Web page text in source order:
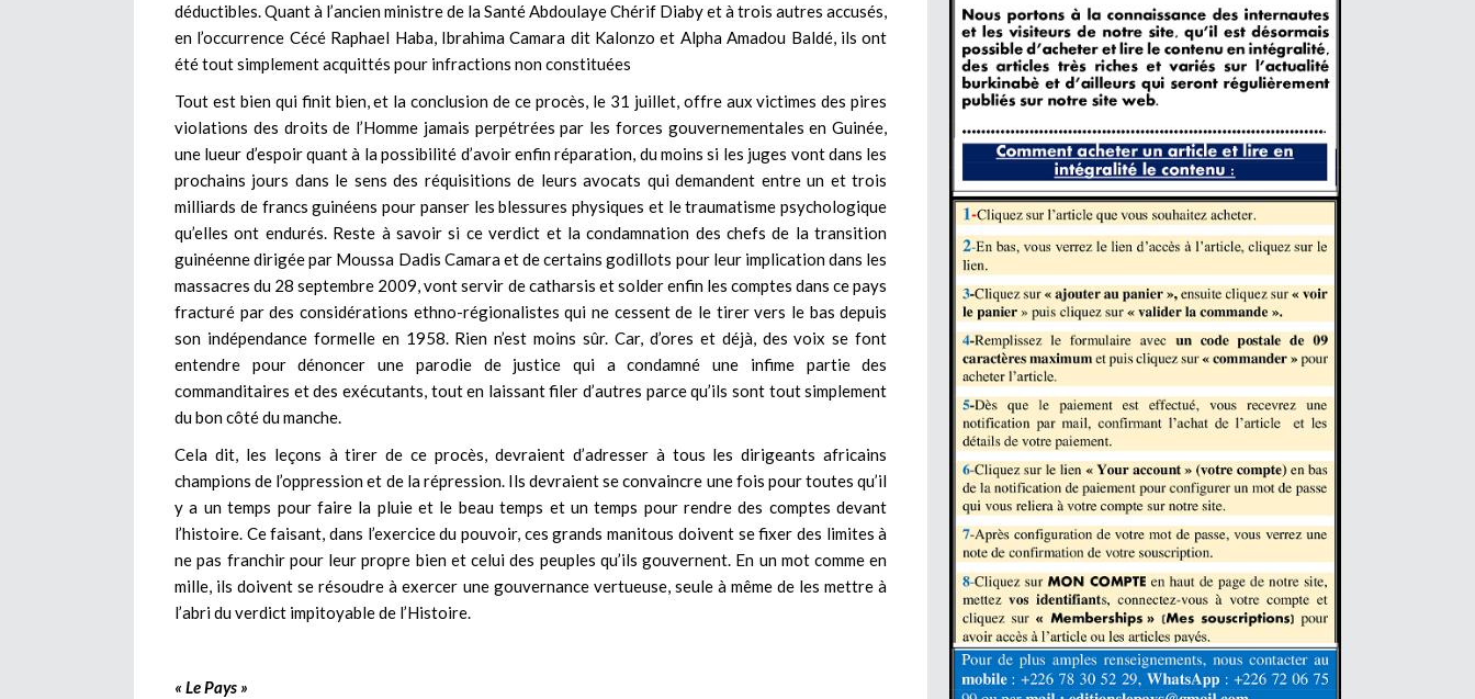
déductibles. Quant à l’ancien ministre de la Santé Abdoulaye Chérif Diaby et à trois autres accusés,
en l’occurrence Cécé Raphael Haba, Ibrahima Camara dit Kalonzo et Alpha Amadou Baldé, ils ont
été tout simplement acquittés pour infractions non constituées
Tout est bien qui finit bien, et la conclusion de ce procès, le 31 juillet, offre aux victimes des pires
violations des droits de l’Homme jamais perpétrées par les forces gouvernementales en Guinée,
une lueur d’espoir quant à la possibilité d’avoir enfin réparation, du moins si les juges vont dans les
prochains jours dans le sens des réquisitions de leurs avocats qui demandent entre un et trois
milliards de francs guinéens pour panser les blessures physiques et le traumatisme psychologique
qu’elles ont endurés. Reste à savoir si ce verdict et la condamnation des chefs de la transition
guinéenne dirigée par Moussa Dadis Camara et de certains godillots pour leur implication dans les
massacres du 28 septembre 2009, vont servir de catharsis et solder enfin les comptes dans ce pays
fracturé par des considérations ethno-régionalistes qui ne cessent de le tirer vers le bas depuis
son indépendance formelle en 1958. Rien n’est moins sûr. Car, d’ores et déjà, des voix se font
entendre pour dénoncer une parodie de justice qui a condamné une infime partie des
commanditaires et des exécutants, tout en laissant filer d’autres parce qu’ils sont tout simplement
du bon côté du manche.
Cela dit, les leçons à tirer de ce procès, devraient d’adresser à tous les dirigeants africains
champions de l’oppression et de la répression. Ils devraient se convaincre une fois pour toutes qu’il
y a un temps pour faire la pluie et le beau temps et un temps pour rendre des comptes devant
l’histoire. Ce faisant, dans l’exercice du pouvoir, ces grands manitous doivent se fixer des limites à
ne pas franchir pour leur propre bien et celui des peuples qu’ils gouvernent. En un mot comme en
mille, ils doivent se résoudre à exercer une gouvernance vertueuse, seule à même de les mettre à
l’abri du verdict impitoyable de l’Histoire.
« Le Pays »